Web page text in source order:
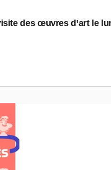
des œuvres d’art le